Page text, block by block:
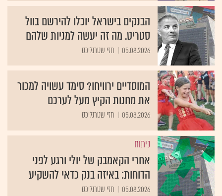
הבנקים בישראל יוכלו להירשם בוול
סטריט. מה זה יעשה למניות שלהם
05.08.2026 חזי שטרנליכט
המוסדיים ירוויחו? סימד עשויה למכור
את מחנות הקיץ מעל לערכם
05.08.2026 חזי שטרנליכט
ניתוח
אחרי הקאמבק של יולי ורגע לפני
הדוחות: באיזה בנק כדאי להשקיע
05.08.2026 חזי שטרנליכט